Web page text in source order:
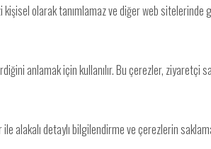
olarak tanımlamaz ve diğer web
anlamak için kullanılır. Bu çerezler, ziyaretçi
alakalı detaylı bilgilendirme ve çerezlerin